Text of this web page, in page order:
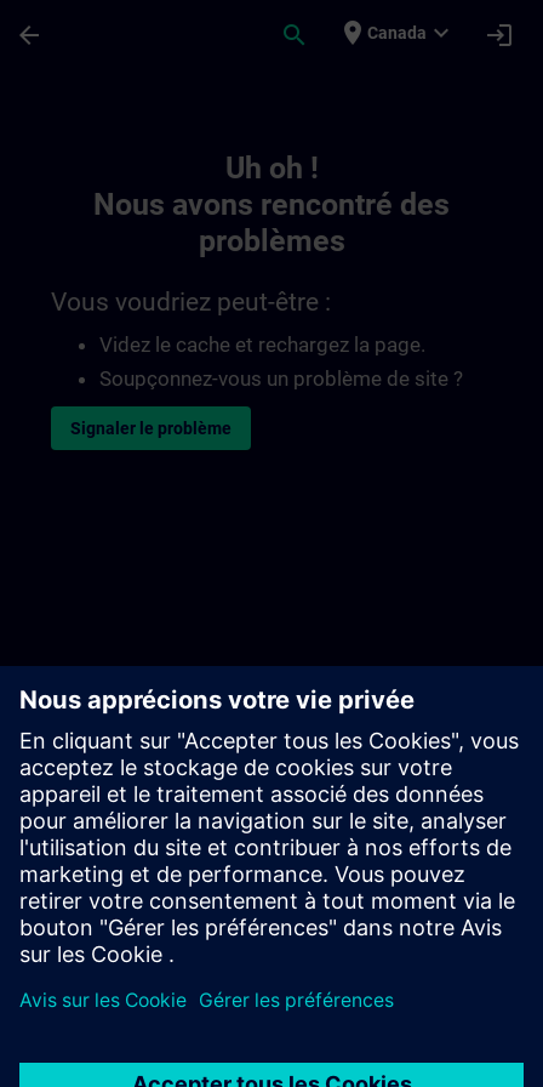
arrow_back search place Canada expand_more login
Uh oh !
Nous avons rencontré des
problèmes
Vous voudriez peut-être :
Videz le cache et rechargez la page.
Soupçonnez-vous un problème de site ?
Signaler le problème